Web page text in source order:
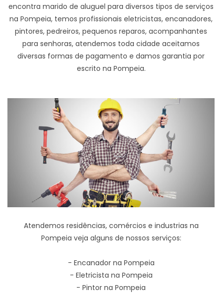
encontra marido de aluguel para diversos tipos de serviços
na Pompeia, temos profissionais eletricistas, encanadores,
pintores, pedreiros, pequenos reparos, acompanhantes
para senhoras, atendemos toda cidade aceitamos
diversas formas de pagamento e damos garantia por
escrito na Pompeia.
Atendemos residências, comércios e industrias na
Pompeia veja alguns de nossos serviços:
- Encanador na Pompeia
- Eletricista na Pompeia
- Pintor na Pompeia